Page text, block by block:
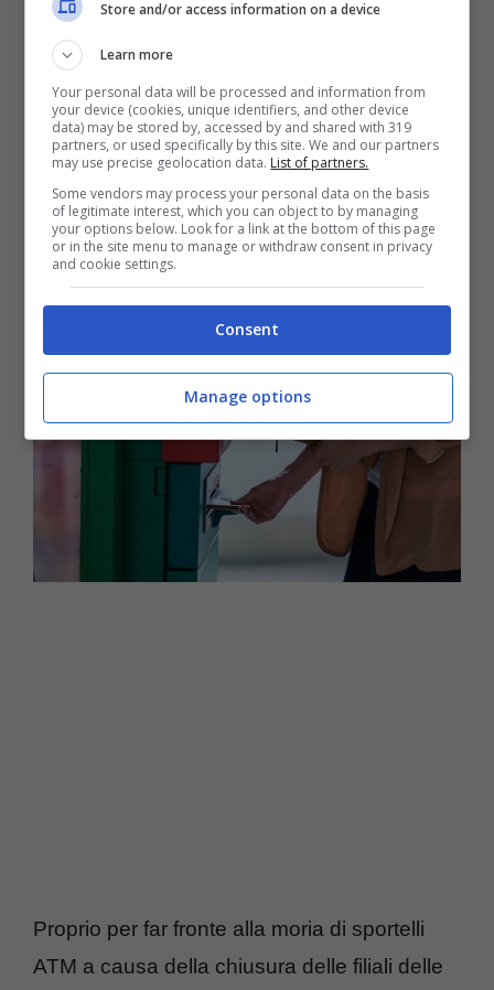
famiglia, prima ti muovi a fare la domanda,
meglio è per te. Possono anche partite Iva
e disoccupati
Proprio per far fronte alla moria di sportelli
ATM a causa della chiusura delle filiali delle
Store and/or access information on a device
Learn more
Your personal data will be processed and information from
your device (cookies, unique identifiers, and other device
data) may be stored by, accessed by and shared with 319
partners, or used specifically by this site. We and our partners
may use precise geolocation data. List of partners.
Some vendors may process your personal data on the basis
of legitimate interest, which you can object to by managing
your options below. Look for a link at the bottom of this page
or in the site menu to manage or withdraw consent in privacy
and cookie settings.
Consent
Manage options